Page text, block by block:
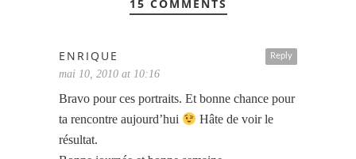
15 COMMENTS
Reply
ENRIQUE
mai 10, 2010 at 10:16
Bravo pour ces portraits. Et bonne chance pour
ta rencontre aujourd’hui
Hâte de voir le
résultat.